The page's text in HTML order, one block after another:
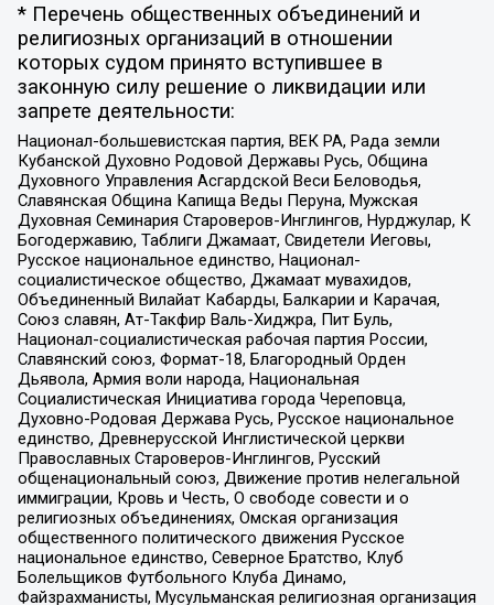
* Перечень общественных объединений и
религиозных организаций в отношении
которых судом принято вступившее в
законную силу решение о ликвидации или
запрете деятельности:
Национал-большевистская партия, ВЕК РА, Рада земли
Кубанской Духовно Родовой Державы Русь, Община
Духовного Управления Асгардской Веси Беловодья,
Славянская Община Капища Веды Перуна, Мужская
Духовная Семинария Староверов-Инглингов, Нурджулар, К
Богодержавию, Таблиги Джамаат, Свидетели Иеговы,
Русское национальное единство, Национал-
социалистическое общество, Джамаат мувахидов,
Объединенный Вилайат Кабарды, Балкарии и Карачая,
Союз славян, Ат-Такфир Валь-Хиджра, Пит Буль,
Национал-социалистическая рабочая партия России,
Славянский союз, Формат-18, Благородный Орден
Дьявола, Армия воли народа, Национальная
Социалистическая Инициатива города Череповца,
Духовно-Родовая Держава Русь, Русское национальное
единство, Древнерусской Инглистической церкви
Православных Староверов-Инглингов, Русский
общенациональный союз, Движение против нелегальной
иммиграции, Кровь и Честь, О свободе совести и о
религиозных объединениях, Омская организация
общественного политического движения Русское
национальное единство, Северное Братство, Клуб
Болельщиков Футбольного Клуба Динамо,
Файзрахманисты, Мусульманская религиозная организация